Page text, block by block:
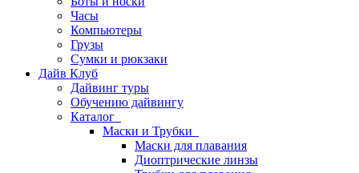
Часы
Компьютеры
Грузы
Сумки и рюкзаки
Дайв Клуб
Дайвинг туры
Обучению дайвингу
Каталог
Маски и Трубки
Маски для плавания
Диоптрические линзы